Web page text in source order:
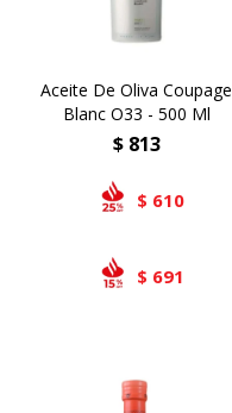
Aceite De Oliva Coupage
Blanc O33 - 500 Ml
$ 813
$ 610
$ 691